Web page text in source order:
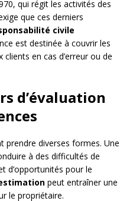
qui régit les activités des
que ces derniers
civile
est destinée à couvrir les
en cas d’erreur ou de
d’évaluation
prendre diverses formes. Une
à des difficultés de
d’opportunités pour le
peut entraîner une
le propriétaire.